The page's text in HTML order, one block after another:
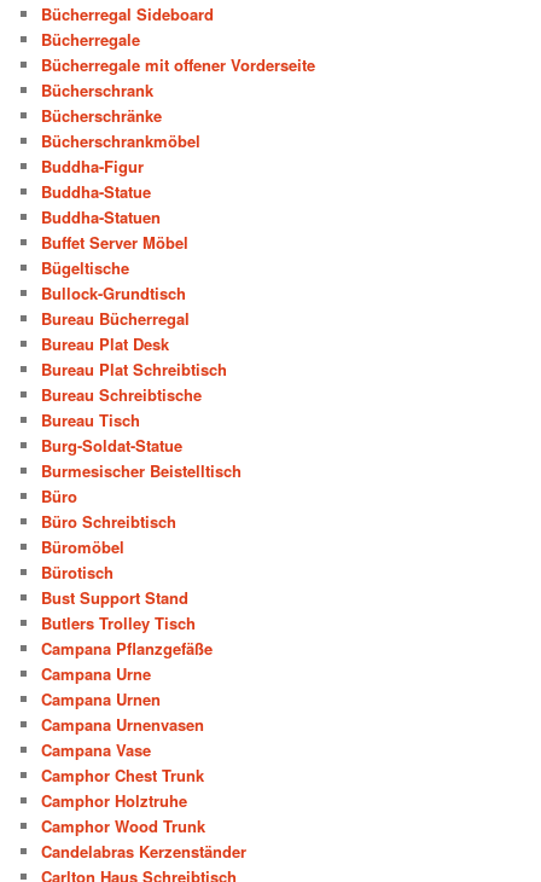
Bücherregal Sideboard
Bücherregale
Bücherregale mit offener Vorderseite
Bücherschrank
Bücherschränke
Bücherschrankmöbel
Buddha-Figur
Buddha-Statue
Buddha-Statuen
Buffet Server Möbel
Bügeltische
Bullock-Grundtisch
Bureau Bücherregal
Bureau Plat Desk
Bureau Plat Schreibtisch
Bureau Schreibtische
Bureau Tisch
Burg-Soldat-Statue
Burmesischer Beistelltisch
Büro
Büro Schreibtisch
Büromöbel
Bürotisch
Bust Support Stand
Butlers Trolley Tisch
Campana Pflanzgefäße
Campana Urne
Campana Urnen
Campana Urnenvasen
Campana Vase
Camphor Chest Trunk
Camphor Holztruhe
Camphor Wood Trunk
Candelabras Kerzenständer
Carlton Haus Schreibtisch